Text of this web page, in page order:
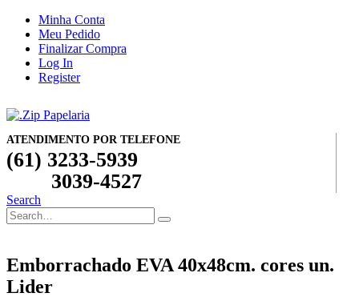
Minha Conta
Meu Pedido
Finalizar Compra
Log In
Register
ATENDIMENTO POR TELEFONE
(61) 3233-5939
3039-4527
Search
Emborrachado EVA 40x48cm. cores un.
Lider